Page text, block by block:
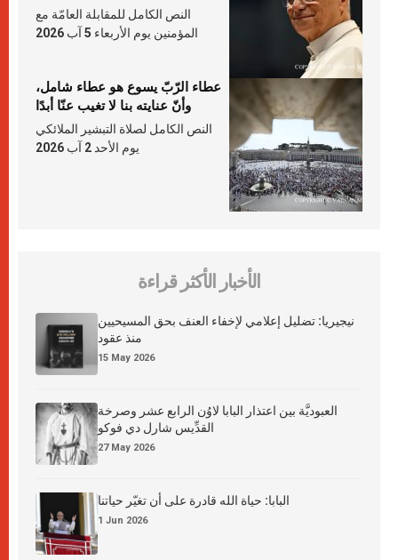
النص الكامل للمقابلة العامّة مع
المؤمنين يوم الأربعاء 5 آب 2026
عطاء الرّبّ يسوع هو عطاء شامل،
وأنّ عنايته بنا لا تغيب عنّا أبدًا
النص الكامل لصلاة التبشير الملائكي
يوم الأحد 2 آب 2026
الأخبار الأكثر قراءة
نيجيريا: تضليل إعلامي لإخفاء العنف بحق المسيحيين
منذ عقود
15 May 2026
العبوديَّة بين اعتذار البابا لاوُن الرابع عشر وصرخة
القدِّيس شارل دي فوكو
27 May 2026
البابا: حياة الله قادرة على أن تغيّر حياتنا
1 Jun 2026